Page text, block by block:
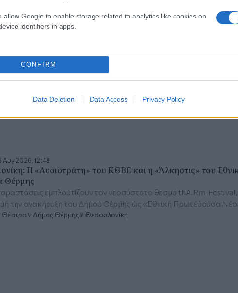
allow Google to enable storage related to analytics like cookies on
identifiers in apps.
CONFIRM
Data Deletion Data Access Privacy Policy
Θεοδωρίδης προσεγγίζει το έργο ως μια βαθιά αντιπολεμική
του πορεία πάνω σε πολιτικά φορτισμένα και καίρια σύγχρονα
Αυγ 2026, 12:48
Η «Λυσιστράτη» του ΚΘΒΕ και η «Άλκηστις» του
Θέρμης
εμπλουτίζουν τον νεοσύστατο θεσμό thAIRmi
την ανακήρυξη του Δήμου Θέρμης ως «Εθνική Πρωτεύουσα
Θέατρο Δήμος Θέρμης Θεσσαλονίκη